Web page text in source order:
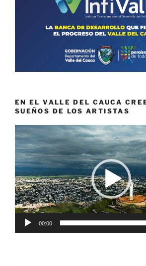
EN EL VALLE DEL CAUCA
SUEÑOS DE LOS ARTISTAS
Reproductor
de
vídeo
00:00